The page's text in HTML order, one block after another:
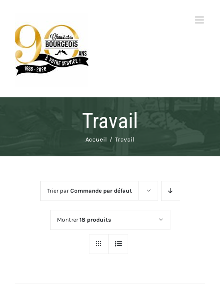
contenu
Travail
Accueil Travail
Trier parCommande par défaut
Montrer18 produits